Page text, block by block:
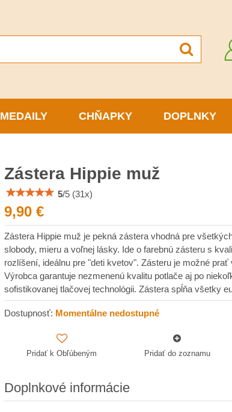
MEDAILY CHŇAPKY DOPLNKY
Zástera Hippie muž
5/5 (31 x)
9,90 €
Zástera Hippie muž je pekná zástera vhodná pre
slobody, mieru a voľnej lásky. Ide o farebnú zásteru s
rozlíšení, ideálnu pre "deti kvetov". Zásteru je možné prať
Výrobca garantuje nezmenenú kvalitu potlače aj po
sofistikovanej tlačovej technológii. Zástera spĺňa všetky
Dostupnosť: Momentálne nedostupné
Pridať k Obľúbeným Pridať do zoznamu
Doplnkové informácie